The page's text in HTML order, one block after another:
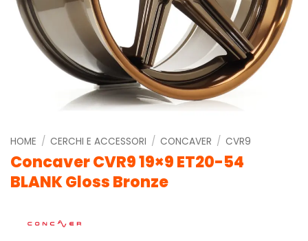
HOME / CERCHI E ACCESSORI / CONCAVER / CVR9
Concaver CVR9 19×9 ET20-54
BLANK Gloss Bronze